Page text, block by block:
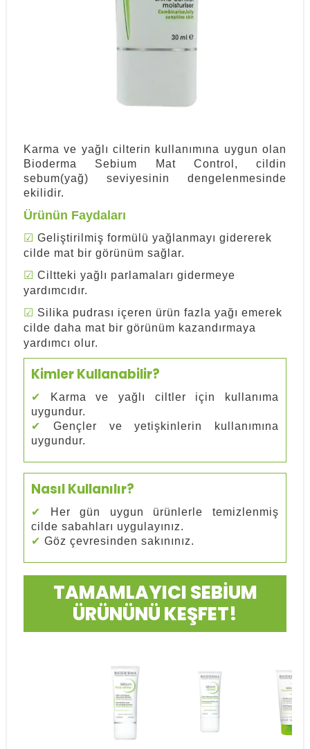
Karma ve yağlı cilterin kullanımına uygun olan
Bioderma Sebium Mat Control, cildin
sebum(yağ) seviyesinin dengelenmesinde
ekilidir.
Ürünün Faydaları
☑ Geliştirilmiş formülü yağlanmayı gidererek
cilde mat bir görünüm sağlar.
☑ Ciltteki yağlı parlamaları gidermeye
yardımcıdır.
☑ Silika pudrası içeren ürün fazla yağı emerek
cilde daha mat bir görünüm kazandırmaya
yardımcı olur.
Kimler Kullanabilir?
✔
Karma ve yağlı ciltler için kullanıma
uygundur.
✔
Gençler ve yetişkinlerin kullanımına
uygundur.
Nasıl Kullanılır?
✔
Her gün uygun ürünlerle temizlenmiş
cilde sabahları uygulayınız.
✔ Göz çevresinden sakınınız.
TAMAMLAYICI SEBİUM
ÜRÜNÜNÜ KEŞFET!